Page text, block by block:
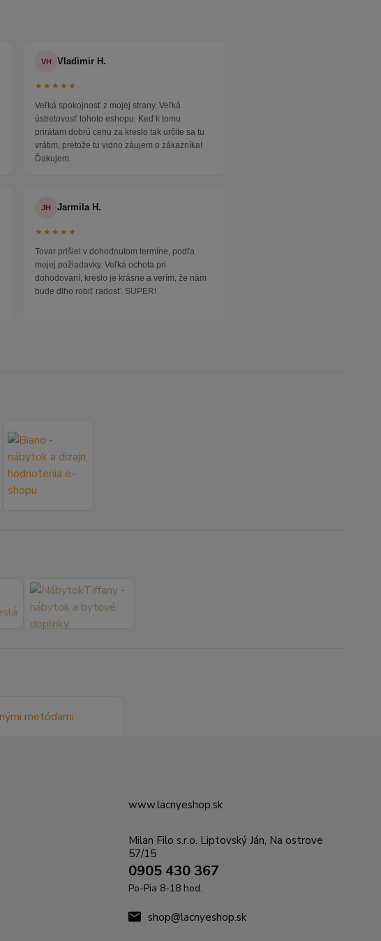
VH Vladimir H.
★★★★★
Veľká spokojnosť z mojej strany. Veľká
ústretovosť tohoto eshopu. Keď k tomu
prirátam dobrú cenu za kreslo tak určite sa tu
vrátim, pretože tu vidno záujem o zákazníka!
Ďakujem.
JH Jarmila H.
★★★★★
Tovar prišiel v dohodnutom termíne, podľa
mojej požiadavky. Veľká ochota pri
dohodovaní, kreslo je krásne a verím, že nám
bude dlho robiť radosť. SUPER!
www.lacnyeshop.sk
Milan Filo s.r.o. Liptovský Ján, Na ostrove
57/15
0905 430 367
Po-Pia 8-18 hod.
shop@lacnyeshop.sk